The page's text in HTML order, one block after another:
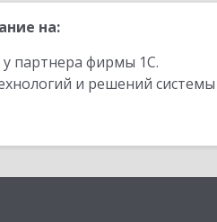
на:
партнера фирмы 1С.
и решений